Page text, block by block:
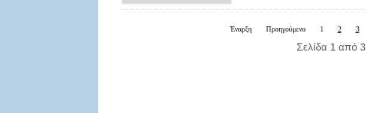
Έναρξη Προηγούμενο 1 2 3
Σελίδα 1 από 3